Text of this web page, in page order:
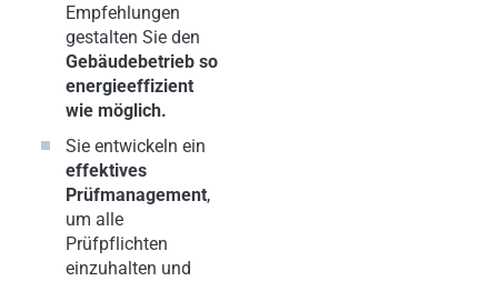
Empfehlungen
gestalten Sie den
Gebäudebetrieb so
energieeffizient
wie möglich.
Sie entwickeln ein
effektives
Prüfmanagement,
um alle
Prüfpflichten
einzuhalten und